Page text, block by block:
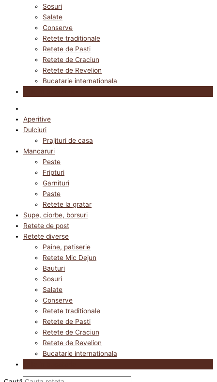
Sosuri
Salate
Conserve
Retete traditionale
Retete de Pasti
Retete de Craciun
Retete de Revelion
Bucatarie internationala
Aperitive
Dulciuri
Prajituri de casa
Mancaruri
Peste
Fripturi
Garnituri
Paste
Retete la gratar
Supe, ciorbe, borsuri
Retete de post
Retete diverse
Paine, patiserie
Retete Mic Dejun
Bauturi
Sosuri
Salate
Conserve
Retete traditionale
Retete de Pasti
Retete de Craciun
Retete de Revelion
Bucatarie internationala